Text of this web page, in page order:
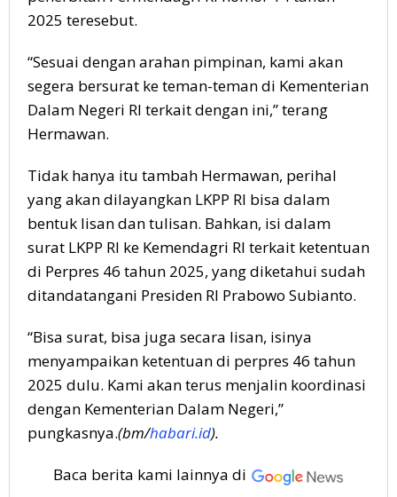
2025 teresebut.
“Sesuai dengan arahan pimpinan, kami akan
segera bersurat ke teman-teman di Kementerian
Dalam Negeri RI terkait dengan ini,” terang
Hermawan.
Tidak hanya itu tambah Hermawan, perihal
yang akan dilayangkan LKPP RI bisa dalam
bentuk lisan dan tulisan. Bahkan, isi dalam
surat LKPP RI ke Kemendagri RI terkait ketentuan
di Perpres 46 tahun 2025, yang diketahui sudah
ditandatangani Presiden RI Prabowo Subianto.
“Bisa surat, bisa juga secara lisan, isinya
menyampaikan ketentuan di perpres 46 tahun
2025 dulu. Kami akan terus menjalin koordinasi
dengan Kementerian Dalam Negeri,”
pungkasnya.(bm/habari.id).
Baca berita kami lainnya di